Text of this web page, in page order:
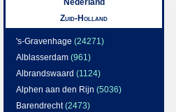
Nederland
Zuid-Holland
's-Gravenhage (24271)
Alblasserdam (961)
Albrandswaard (1124)
Alphen aan den Rijn (5036)
Barendrecht(2473)